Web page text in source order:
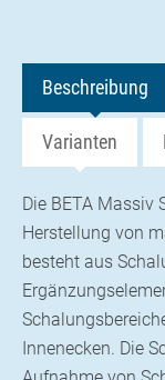
Beschreibung
Varianten
Die BETA Massiv
Herstellung von
besteht aus
Innenecken. Die